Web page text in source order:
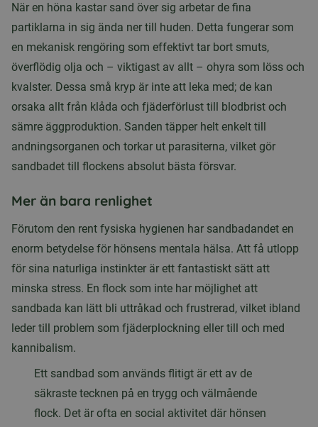
När en höna kastar sand över sig arbetar de fina
partiklarna in sig ända ner till huden. Detta fungerar som
en mekanisk rengöring som effektivt tar bort smuts,
överflödig olja och – viktigast av allt – ohyra som löss och
kvalster. Dessa små kryp är inte att leka med; de kan
orsaka allt från klåda och fjäderförlust till blodbrist och
sämre äggproduktion. Sanden täpper helt enkelt till
andningsorganen och torkar ut parasiterna, vilket gör
sandbadet till flockens absolut bästa försvar.
Mer än bara renlighet
Förutom den rent fysiska hygienen har sandbadandet en
enorm betydelse för hönsens mentala hälsa. Att få utlopp
för sina naturliga instinkter är ett fantastiskt sätt att
minska stress. En flock som inte har möjlighet att
sandbada kan lätt bli uttråkad och frustrerad, vilket ibland
leder till problem som fjäderplockning eller till och med
kannibalism.
Ett sandbad som används flitigt är ett av de
säkraste tecknen på en trygg och välmående
flock. Det är ofta en social aktivitet där hönsen